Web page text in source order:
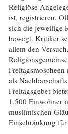
Religiöse
ist, registrieren.
sich die jeweilige
bewegt. Kritiker
allem den
als
Freitagsgebet
1.500 Einwohner
muslimischen
Einschränkung